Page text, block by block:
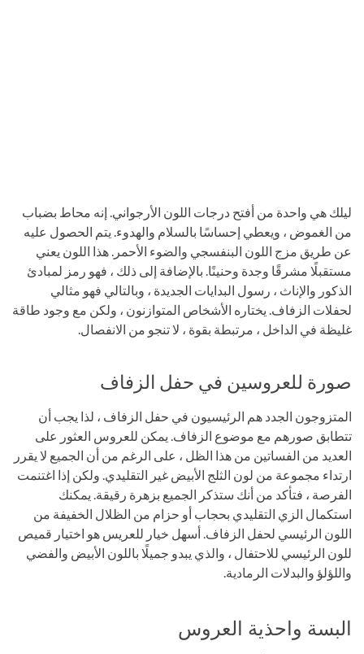
ليلك هي واحدة من أفتح درجات اللون الأرجواني. إنه محاط بضباب
من الغموض ، ويعطي إحساسًا بالسلام والهدوء. يتم الحصول عليه
عن طريق مزج اللون البنفسجي والضوء الأحمر. هذا اللون يعني
مستقبلًا مشرقًا وجدة وحنينًا. بالإضافة إلى ذلك ، فهو رمز لمبادئ
الذكور والإناث ، رسول البدايات الجديدة ، وبالتالي فهو مثالي
لحفلات الزفاف. يختاره الأشخاص المتوازنون ، ولكن مع وجود طاقة
غليظة في الداخل ، مرتبطة بقوة ، لا تنجو من الانفصال.
صورة للعروسين في حفل الزفاف
المتزوجون الجدد هم الرئيسيون في حفل الزفاف ، لذا يجب أن
تتطابق صورهم مع موضوع الزفاف. يمكن للعروس العثور على
العديد من الفساتين من هذا الظل ، على الرغم من أن الجميع لا يقرر
ارتداء مجموعة من لون الثلج الأبيض غير التقليدي. ولكن إذا اغتنمت
الفرصة ، فتأكد من أنك ستذكر الجميع بزهرة رقيقة. يمكنك
استكمال الزي التقليدي بحجاب أو حزام من الظلال الخفيفة من
اللون الرئيسي لحفل الزفاف. أسهل خيار للعريس هو اختيار قميص
للون الرئيسي للاحتفال ، والذي يبدو جميلًا باللون الأبيض والفضي
واللؤلؤ والبدلات الرمادية.
البسة واحذية العروس